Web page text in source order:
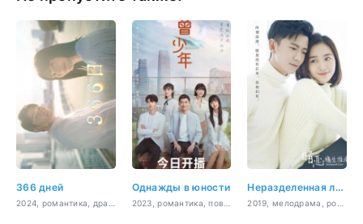
366 дней Однажды в юности Неразделенная любовь